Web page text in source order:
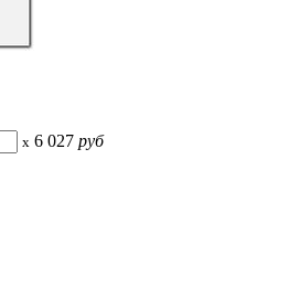
x 6 027 руб